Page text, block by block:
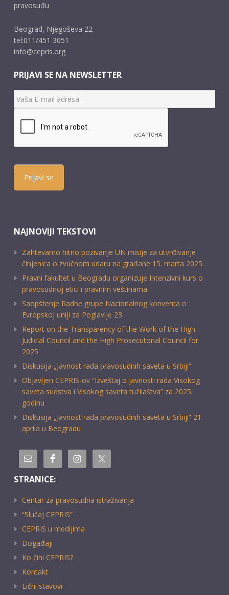
pravosuđu
Beograd, Njegoševa 22
tel:011/451 3051
info@cepris.org
PRIJAVI SE NA NEWSLETTER
Prijavi se
NAJNOVIJI TEKSTOVI
Zahtevamo hitno pozivanje UN misije za utvrđivanje
činjenica o zvučnom udaru na građane 15. marta 2025.
Pravni fakultet u Beogradu organizuje Intenzivni kurs o
pravosudnoj etici i pravnim veštinama
Saopštenje Radne grupe Nacionalnog konventa o
Evropskoj uniji za Poglavlje 23
Report on the Transparency of the Work of the High
Judicial Council and the High Prosecutorial Council for
2025
Diskusija „Javnost rada pravosudnih saveta u Srbiji“
Objavljen CEPRIS-ov “Izveštaj o javnosti rada Visokog
saveta sudstva i Visokog saveta tužilaštva” za 2025.
godinu
Diskusija „Javnost rada pravosudnih saveta u Srbiji” 21.
aprila u Beogradu
STRANICE:
Centar za pravosudna istraživanja
“Slučaj CEPRIS”
CEPRIS u medijima
Događaji
Ko čini CEPRIS?
Kontakt
Lični stavovi